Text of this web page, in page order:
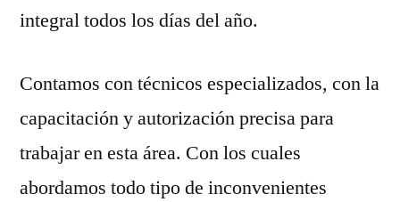
integral todos los días del año.
Contamos con técnicos especializados, con la
capacitación y autorización precisa para
trabajar en esta área. Con los cuales
abordamos todo tipo de inconvenientes